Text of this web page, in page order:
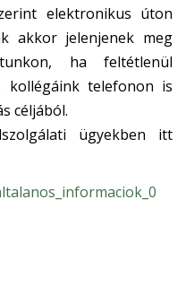
elektronikus úton
akkor jelenjenek meg
ha feltétlenül
kollégáink telefonon is
céljából.
ügyekben itt